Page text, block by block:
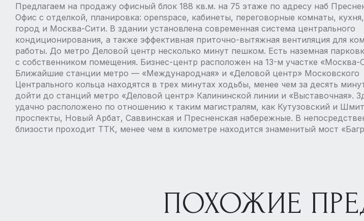
Предлагаем на продажу офисный блок 188 кв.м. на 75 этаже по адресу наб
Офис с отделкой, планировка: openspace, кабинеты, переговорные комнаты,
город и Москва-Сити. В здании установлена современная система центрального
кондиционирования, а также эффективная приточно-вытяжная вентиляция для
работы. До метро Деловой центр несколько минут пешком. Есть наземная
с собственником помещения. Бизнес-центр расположен на 13-м участке «Москва-
Ближайшие станции метро — «Международная» и «Деловой центр» Московского
Центрального кольца находятся в трех минутах ходьбы, менее чем за десять
дойти до станций метро «Деловой центр» Калининской линии и «Выставочная».
удачно расположено по отношению к таким магистралям, как Кутузовский и
проспекты, Новый Арбат, Саввинская и Пресненская набережные. В
близости проходит ТТК, менее чем в километре находится знаменитый мост
ПОХОЖИЕ